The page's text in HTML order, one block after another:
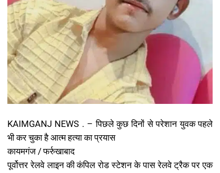
KAIMGANJ NEWS . – पिछले कुछ दिनों से परेशान युवक पहले
भी कर चुका है आत्म हत्या का प्रयास
कायमगंज / फर्रुखाबाद
पूर्वोत्तर रेलवे लाइन की कंपिल रोड स्टेशन के पास रेलवे ट्रैक पर एक